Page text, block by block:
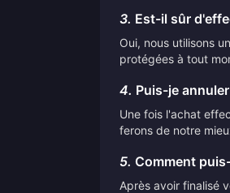
3. Est-il sûr
Oui, nous utilisons
protégées à tout
4. Puis-je
Une fois l'achat
ferons de notre
5. Comment
Après avoir finalisé